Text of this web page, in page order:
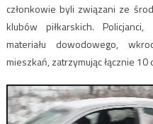
członkowie byli związani ze
klubów piłkarskich.
materiału dowodowego,
mieszkań, zatrzymując łącznie 10
Odtwarzacz
video